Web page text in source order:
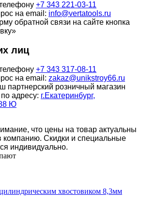
+7 343 221-03-11
на email: info@vertatools.ru
обратной связи на сайте кнопка
лиц
+7 343 317-08-11
на email: zakaz@unikstroy66.ru
партнерский розничный магазин
адресу: г.Екатеринбург,
Ю
что цены на товар актуальны
компанию. Скидки и специальные
индивидуально.
хвостовиком 8,3мм